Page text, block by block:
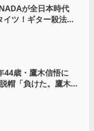
が全日本時代
イツ！ギター殺法で
俺と闘う時は考え
44歳・鷹木信悟に
帽「負けた。鷹木信